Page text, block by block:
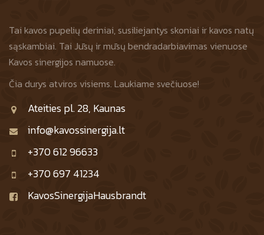
Tai kavos pupelių deriniai, susiliejantys skoniai ir kavos natų
sąskambiai. Tai Jūsų ir mūsų bendradarbiavimas vienuose
Kavos sinergijos namuose.
Čia durys atviros visiems. Laukiame svečiuose!
Ateities pl. 28, Kaunas
info@kavossinergija.lt
+370 612 96633
+370 697 41234
KavosSinergijaHausbrandt